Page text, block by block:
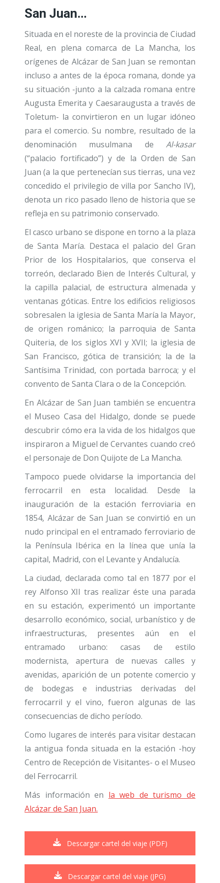
San Juan…
Situada en el noreste de la provincia de Ciudad
Real, en plena comarca de La Mancha, los
orígenes de Alcázar de San Juan se remontan
incluso a antes de la época romana, donde ya
su situación -junto a la calzada romana entre
Augusta Emerita y Caesaraugusta a través de
Toletum- la convirtieron en un lugar idóneo
para el comercio. Su nombre, resultado de la
denominación musulmana de Al-kasar
(“palacio fortificado”) y de la Orden de San
Juan (a la que pertenecían sus tierras, una vez
concedido el privilegio de villa por Sancho IV),
denota un rico pasado lleno de historia que se
refleja en su patrimonio conservado.
El casco urbano se dispone en torno a la plaza
de Santa María. Destaca el palacio del Gran
Prior de los Hospitalarios, que conserva el
torreón, declarado Bien de Interés Cultural, y
la capilla palacial, de estructura almenada y
ventanas góticas. Entre los edificios religiosos
sobresalen la iglesia de Santa María la Mayor,
de origen románico; la parroquia de Santa
Quiteria, de los siglos XVI y XVII; la iglesia de
San Francisco, gótica de transición; la de la
Santísima Trinidad, con portada barroca; y el
convento de Santa Clara o de la Concepción.
En Alcázar de San Juan también se encuentra
el Museo Casa del Hidalgo, donde se puede
descubrir cómo era la vida de los hidalgos que
inspiraron a Miguel de Cervantes cuando creó
el personaje de Don Quijote de La Mancha.
Tampoco puede olvidarse la importancia del
ferrocarril en esta localidad. Desde la
inauguración de la estación ferroviaria en
1854, Alcázar de San Juan se convirtió en un
nudo principal en el entramado ferroviario de
la Península Ibérica en la línea que unía la
capital, Madrid, con el Levante y Andalucía.
La ciudad, declarada como tal en 1877 por el
rey Alfonso XII tras realizar éste una parada
en su estación, experimentó un importante
desarrollo económico, social, urbanístico y de
infraestructuras, presentes aún en el
entramado urbano: casas de estilo
modernista, apertura de nuevas calles y
avenidas, aparición de un potente comercio y
de bodegas e industrias derivadas del
ferrocarril y el vino, fueron algunas de las
consecuencias de dicho período.
Como lugares de interés para visitar destacan
la antigua fonda situada en la estación -hoy
Centro de Recepción de Visitantes- o el Museo
del Ferrocarril.
Más información en la web de turismo de
Alcázar de San Juan.
Descargar cartel del viaje (PDF)
Descargar cartel del viaje (JPG)